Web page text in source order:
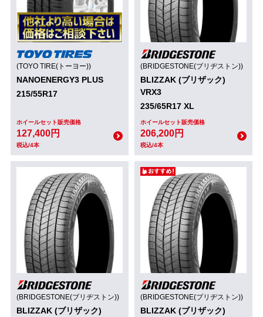
(TOYO TIRE(トーヨー))
NANOENERGY3 PLUS
215/55R17
ホイールセット販売価格
127,400円
税込/4本
(BRIDGESTONE(ブリヂストン))
BLIZZAK (ブリザック)
VRX3
235/65R17 XL
ホイールセット販売価格
206,200円
税込/4本
(BRIDGESTONE(ブリヂストン))
BLIZZAK (ブリザック)
(BRIDGESTONE(ブリヂストン))
BLIZZAK (ブリザック)